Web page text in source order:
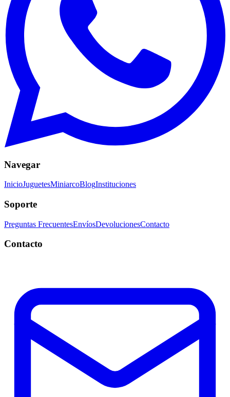
Navegar
InicioJuguetesMiniarcoBlogInstituciones
Soporte
Preguntas FrecuentesEnvíosDevolucionesContacto
Contacto